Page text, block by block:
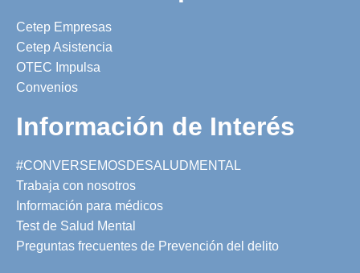
Cetep Empresas
Cetep Asistencia
OTEC Impulsa
Convenios
Información de Interés
#CONVERSEMOSDESALUDMENTAL
Trabaja con nosotros
Información para médicos
Test de Salud Mental
Preguntas frecuentes de Prevención del delito